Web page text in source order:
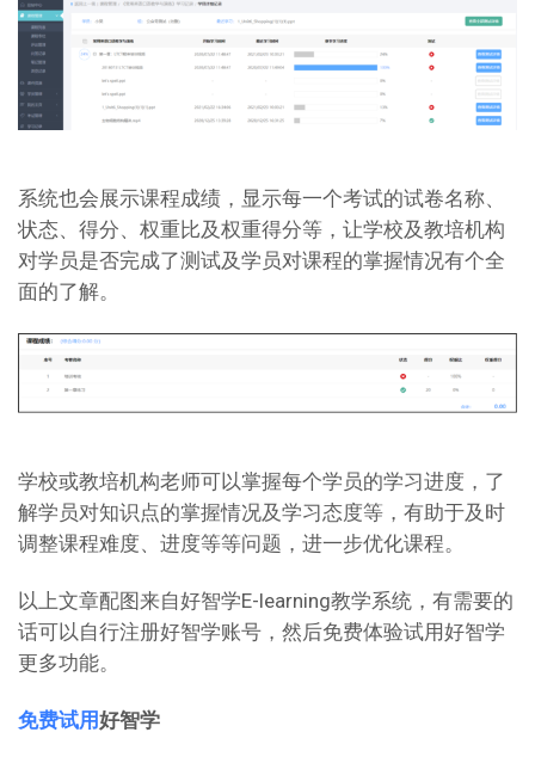
系统也会展示课程成绩，显示每一个考试的试卷名称、
状态、得分、权重比及权重得分等，让学校及教培机构
对学员是否完成了测试及学员对课程的掌握情况有个全
面的了解。
学校或教培机构老师可以掌握每个学员的学习进度，了
解学员对知识点的掌握情况及学习态度等，有助于及时
调整课程难度、进度等等问题，进一步优化课程。
以上文章配图来自好智学E-learning教学系统，有需要的
话可以自行注册好智学账号，然后免费体验试用好智学
更多功能。
免费试用好智学